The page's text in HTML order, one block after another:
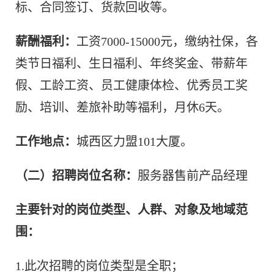
标、合同签订、货款回收等。
薪酬福利： 工资7000-15000元，缴纳社保，各
类节日福利、生日福利、年终奖金、带薪年
假、工龄工资、员工健康体检、优秀员工奖
励、培训、差旅补助等福利，月休6天。
工作地点： 城西区力盟101大厦。
（二）招聘岗位名称： 服务器售前产品经理
主要针对的岗位类型、人群、对象及地域范
围：
1.此次招聘的岗位类型是全职；